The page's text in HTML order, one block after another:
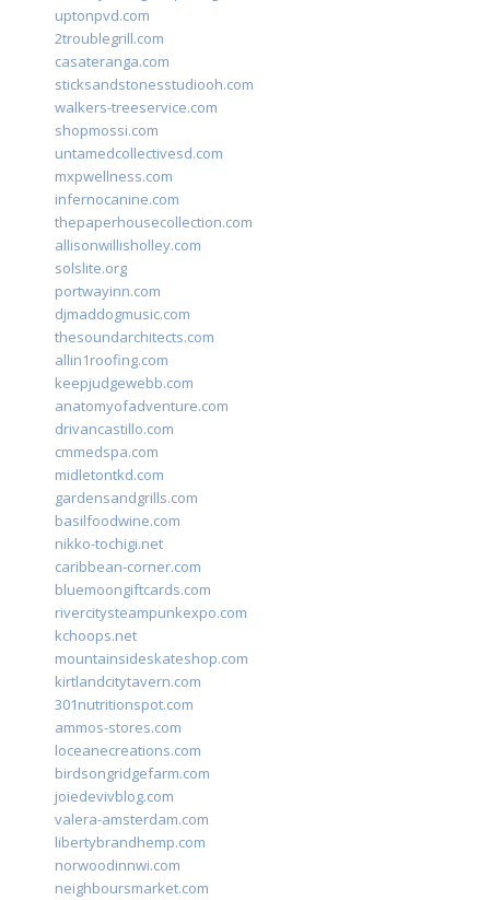
uptonpvd.com
2troublegrill.com
casateranga.com
sticksandstonesstudiooh.com
walkers-treeservice.com
shopmossi.com
untamedcollectivesd.com
mxpwellness.com
infernocanine.com
thepaperhousecollection.com
allisonwillisholley.com
solslite.org
portwayinn.com
djmaddogmusic.com
thesoundarchitects.com
allin1roofing.com
keepjudgewebb.com
anatomyofadventure.com
drivancastillo.com
cmmedspa.com
midletontkd.com
gardensandgrills.com
basilfoodwine.com
nikko-tochigi.net
caribbean-corner.com
bluemoongiftcards.com
rivercitysteampunkexpo.com
kchoops.net
mountainsideskateshop.com
kirtlandcitytavern.com
301nutritionspot.com
ammos-stores.com
loceanecreations.com
birdsongridgefarm.com
joiedevivblog.com
valera-amsterdam.com
libertybrandhemp.com
norwoodinnwi.com
neighboursmarket.com